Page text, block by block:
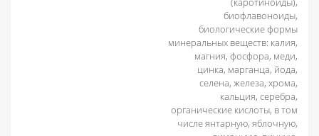
биофлавоноиды,
биологические формы
минеральных веществ: калия,
магния, фосфора, меди,
цинка, марганца, йода,
селена, железа, хрома,
кальция, серебра,
органические кислоты, в том
числе янтарную, яблочную,